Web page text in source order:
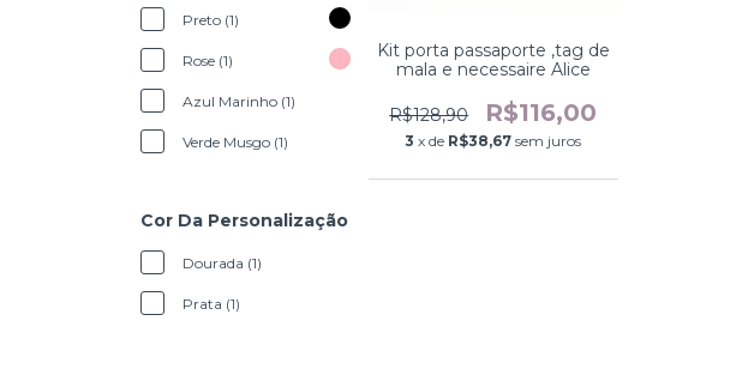
Preto (1)
Rose (1)
Azul Marinho (1)
Verde Musgo (1)
Cor Da Personalização
Dourada (1)
Prata (1)
Kit porta passaporte ,tag de
mala e necessaire Alice
R$128,90 R$116,00
3 x de R$38,67 sem juros